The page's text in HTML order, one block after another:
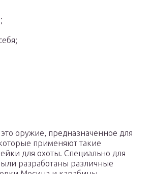
оружие, предназначенное для
применяют такие
для охоты. Специально для
разработаны различные